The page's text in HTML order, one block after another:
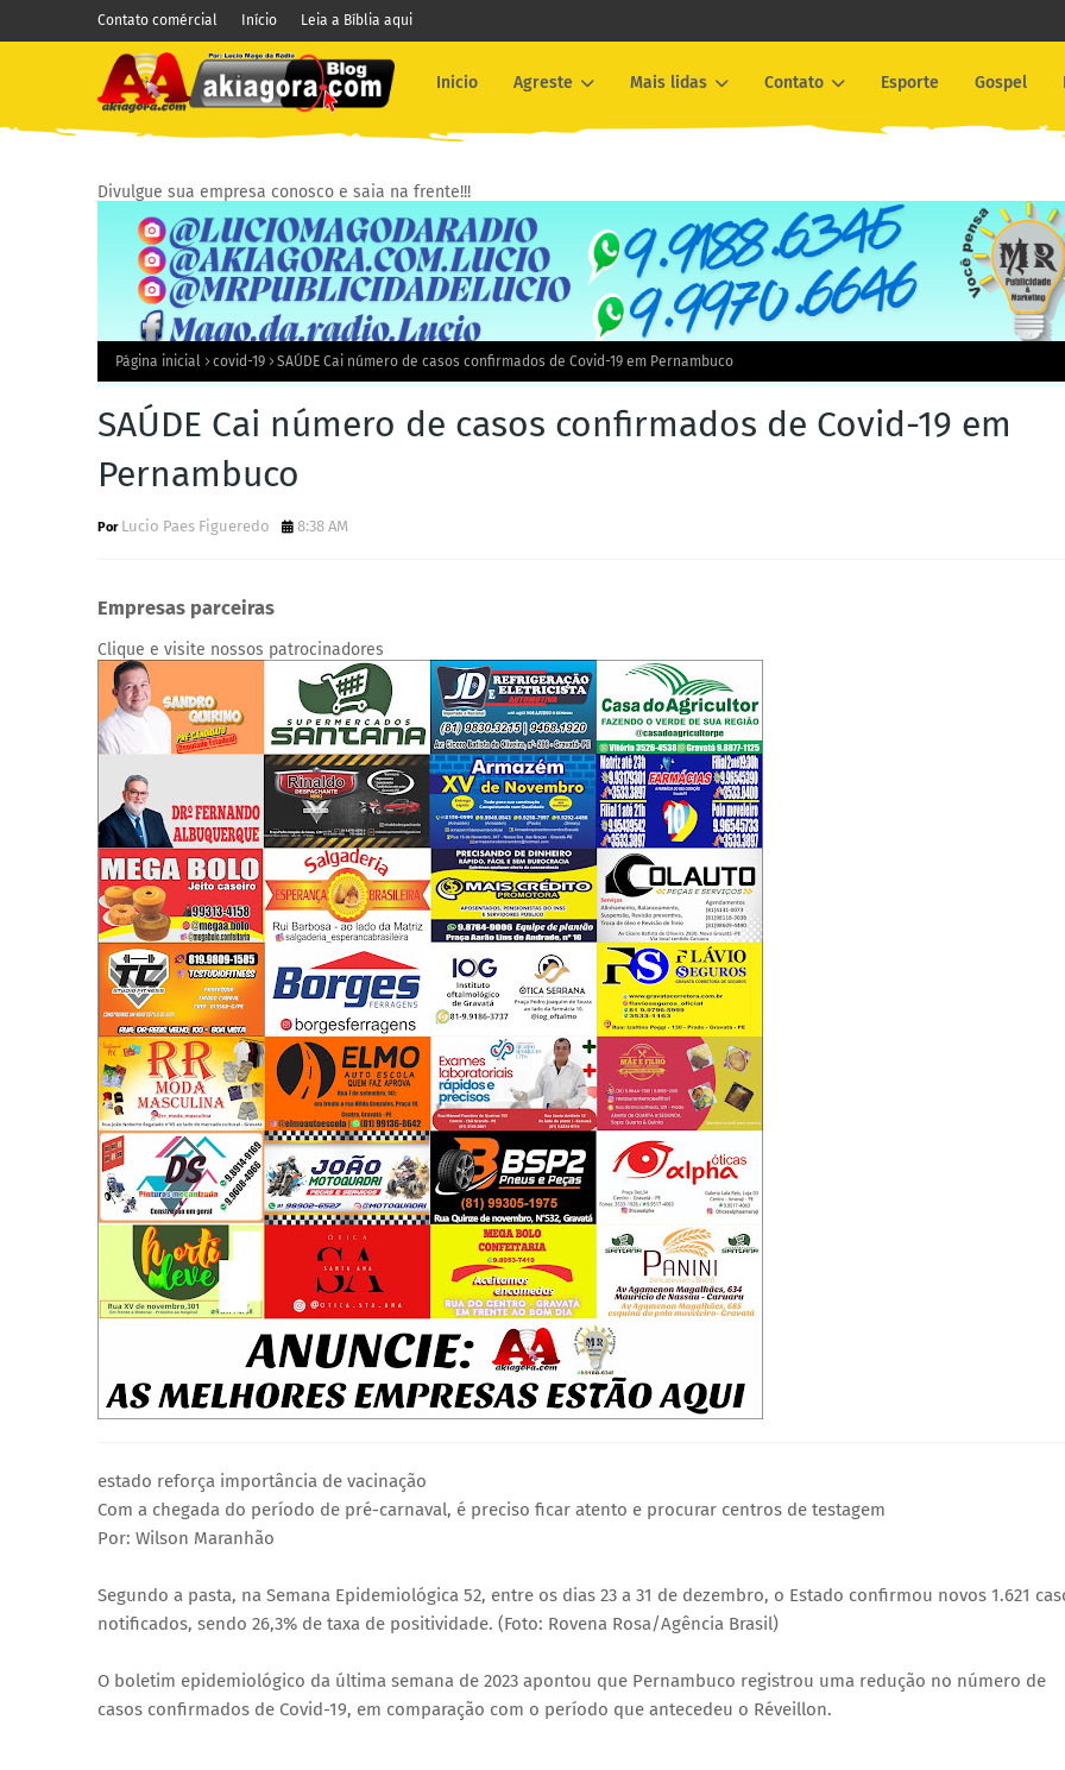
Contato comércial Início Leia a Bíblia aqui
Inicio Agreste Mais lidas Contato Esporte Gospel
Divulgue sua empresa conosco e saia na frente!!!
Página inicial covid-19 SAÚDE Cai número de casos confirmados de Covid-19 em Pernambuco
SAÚDE Cai número de casos confirmados de Covid-19 em
Pernambuco
Lucio Paes Figueredo 8:38 AM
Empresas parceiras
Clique e visite nossos patrocinadores
estado reforça importância de vacinação
Com a chegada do período de pré-carnaval, é preciso ficar atento e procurar centros de testagem
Por: Wilson Maranhão
Segundo a pasta, na Semana Epidemiológica 52, entre os dias 23 a 31 de dezembro, o Estado confirmou novos 1.621
notificados, sendo 26,3% de taxa de positividade. (Foto: Rovena Rosa/Agência Brasil)
O boletim epidemiológico da última semana de 2023 apontou que Pernambuco registrou uma redução no número de
casos confirmados de Covid-19, em comparação com o período que antecedeu o Réveillon.